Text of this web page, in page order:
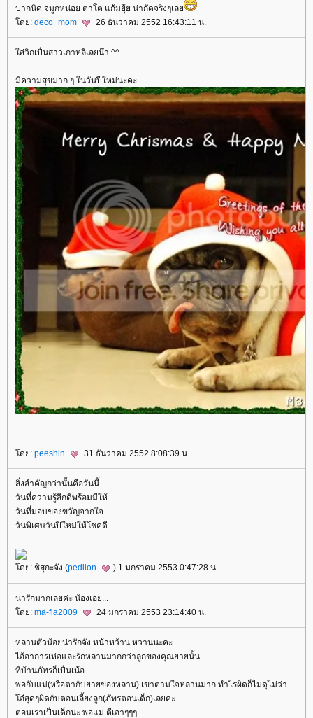
ปากนิด จมูกหน่อย ตาโต แก้มยุ้ย น่ากัดจริงๆเล
ดย: deco_mom 26 ธันวาคม 2552 16:43:11 น.
ส่วิกเป็นสาวเกาหลีเลยน๊า ^^
มีความสุขมาก ๆ ในวันปีใหม่นะคะ
ดย: peeshin 31 ธันวาคม 2552 8:08:39 น.
สิ่งสำคัญกว่านั้นคือวันนี้
วันที่ความรู้สึกดีพร้อมมีให้
วันที่มอบของขวัญจากใจ
วันพิเศษวันปีใหม่ให้โชคดี
ดย: ชิสุกะจัง (pedilon ) 1 มกราคม 2553 0:47:28 น.
น่ารักมากเลยค่ะ น้องเอย...
ดย: ma-fia2009 24 มกราคม 2553 23:14:40 น.
หลานตัวน้อยน่ารักจัง หน้าหว้าน หวานนะคะ
ไอ้อาการเห่อและรักหลานมากกว่าลูกของคุณยายนั้น
ที่บ้านภัทรก็เป็นเน้อ
พ่อกับแม่(หรือตากับยายของหลาน) เขาตามใจหลานมาก ทำไรผิดก็ไม่ดุไม่ว่า
อ๋สุดๆผิดกับตอนเลี้ยงลูก(ภัทรตอนเด็ก)เลยค่ะ
ตอนเราเป็นเด็กนะ พ่อแม่ ตีเอาๆๆๆ